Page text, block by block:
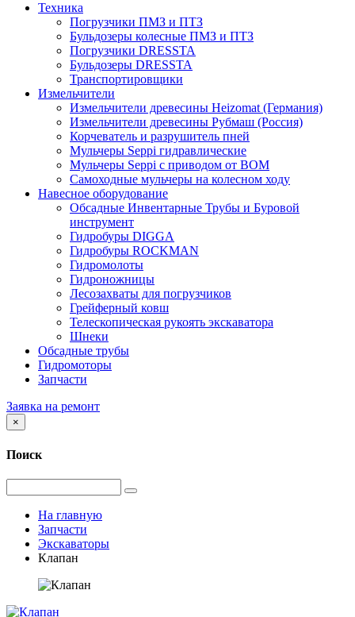
Техника
Погрузчики ПМЗ и ПТЗ
Бульдозеры колесные ПМЗ и ПТЗ
Погрузчики DRESSTA
Бульдозеры DRESSTA
Транспортировщики
Измельчители
Измельчители древесины Heizomat (Германия)
Измельчители древесины Рубмаш (Россия)
Корчеватель и разрушитель пней
Мульчеры Seppi гидравлические
Мульчеры Seppi с приводом от ВОМ
Самоходные мульчеры на колесном ходу
Навесное оборудование
Обсадные Инвентарные Трубы и Буровой
инструмент
Гидробуры DIGGA
Гидробуры ROCKMAN
Гидромолоты
Гидроножницы
Лесозахваты для погрузчиков
Грейферный ковш
Телескопическая рукоять экскаватора
Шнеки
Обсадные трубы
Гидромоторы
Запчасти
Заявка на ремонт
×
Поиск
На главную
Запчасти
Экскаваторы
Клапан